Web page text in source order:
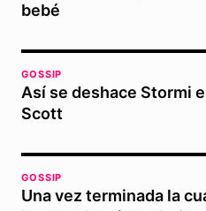
bebé
GOSSIP
Así se deshace Stormi
Scott
GOSSIP
Una vez terminada la